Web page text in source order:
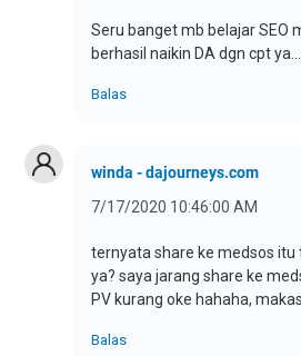
Seru banget mb belajar SEO
berhasil naikin DA dgn cpt
Balas
winda - dajourneys.com
7/17/2020 10:46:00 AM
ternyata share ke medsos itu
ya? saya jarang share ke
PV kurang oke hahaha,
Balas